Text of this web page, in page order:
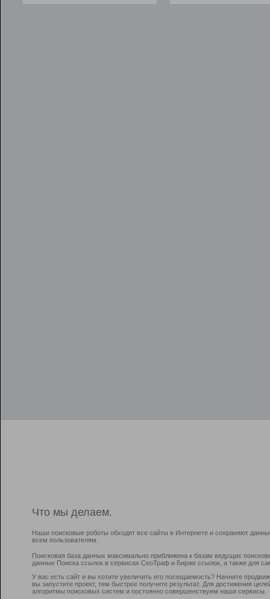
Что мы делаем.
Наши поисковые роботы обходят все сайты в Интернете и сохраняют
всем пользователям.
Поисковая база данных максимально приближена к базам ведущих
данные Поиска ссылок в сервисах СеоТраф и Бирже ссылок, а также для
У вас есть сайт и вы хотите увеличить его посещаемость? Начните
вы запустите проект, тем быстрее получите результат. Для достижения
алгоритмы поисковых систем и постоянно совершенствуем наши сервисы.